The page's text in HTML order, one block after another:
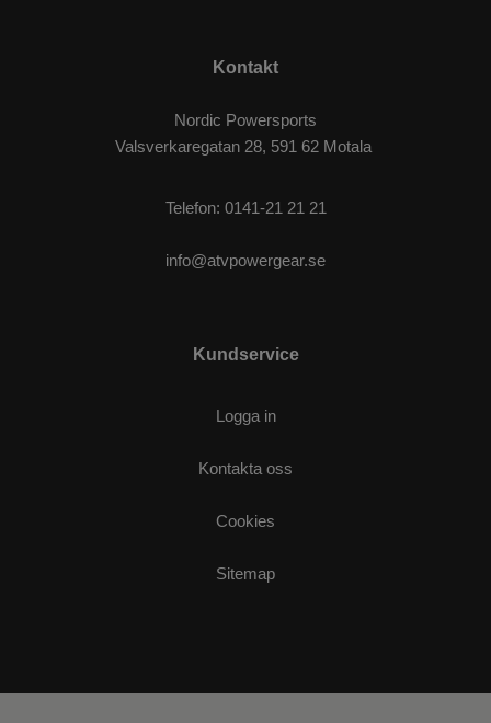
Kontakt
Nordic Powersports
Valsverkaregatan 28, 591 62 Motala
Telefon: 0141-21 21 21
info@atvpowergear.se
Kundservice
Logga in
Kontakta oss
Cookies
Sitemap